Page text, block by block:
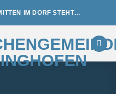
IM DORF STEHT…